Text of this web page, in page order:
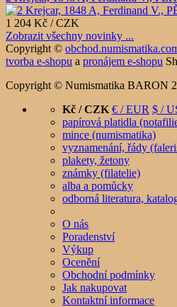
1 204 Kč / CZK
Zobrazit všechny novinky ...
Copyright ©
tvorba e-shopu a pronájem e-shopu
Copyright © Numismatika BARON
Kč / CZK € / EUR $ /
papírová platidla
mince (numismatika)
vyznamenání, řády
plakety, žetony
známky (filatelie)
alba a pomůcky
odborná literatura,
O nás
Poradenství
Výkup
Ocenění
Obchodní podmínky
Jak nakupovat
Kontaktní informace